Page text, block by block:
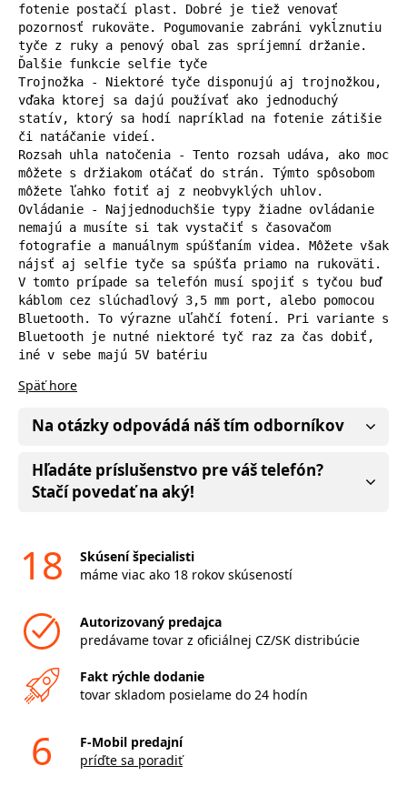
fotenie postačí plast. Dobré je tiež venovať
pozornosť rukoväte. Pogumovanie zabráni vykĺznutiu
tyče z ruky a penový obal zas spríjemní držanie.
Ďalšie funkcie selfie tyče
Trojnožka - Niektoré tyče disponujú aj trojnožkou,
vďaka ktorej sa dajú používať ako jednoduchý
statív, ktorý sa hodí napríklad na fotenie zátišie
či natáčanie videí.
Rozsah uhla natočenia - Tento rozsah udáva, ako moc
môžete s držiakom otáčať do strán. Týmto spôsobom
môžete ľahko fotiť aj z neobvyklých uhlov.
Ovládanie - Najjednoduchšie typy žiadne ovládanie
nemajú a musíte si tak vystačiť s časovačom
fotografie a manuálnym spúšťaním videa. Môžete však
nájsť aj selfie tyče sa spúšťa priamo na rukoväti.
V tomto prípade sa telefón musí spojiť s tyčou buď
káblom cez slúchadlový 3,5 mm port, alebo pomocou
Bluetooth. To výrazne uľahčí fotení. Pri variante s
Bluetooth je nutné niektoré tyč raz za čas dobiť,
iné v sebe majú 5V batériu
Späť hore
Na otázky odpovádá náš tím odborníkov
Hľadáte príslušenstvo pre váš telefón?
Stačí povedať na aký!
18
Skúsení špecialisti
máme viac ako 18 rokov skúseností
Autorizovaný predajca
predávame tovar z oficiálnej CZ/SK distribúcie
Fakt rýchle dodanie
tovar skladom posielame do 24 hodín
6
F-Mobil predajní
príďte sa poradiť